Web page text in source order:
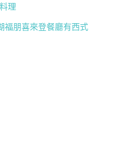
理
福朋喜來登餐廳有西式